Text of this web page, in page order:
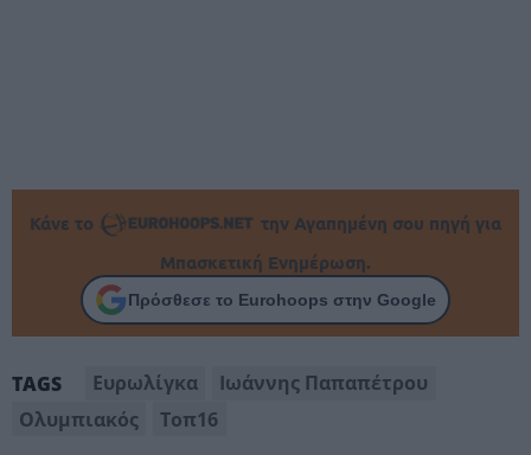
Κάνε το
την Αγαπημένη σου πηγή για
Μπασκετική Ενημέρωση.
Πρόσθεσε το Eurohoops στην Google
TAGS Ευρωλίγκα
Ιωάννης Παπαπέτρου
Ολυμπιακός
Τοπ16